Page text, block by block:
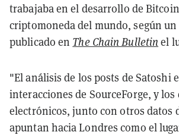
trabajaba en el desarrollo de
criptomoneda del mundo, según
publicado en The Chain Bulletin el
"El análisis de los posts de Satoshi
interacciones de SourceForge, y los
electrónicos, junto con otros datos
apuntan hacia Londres como el